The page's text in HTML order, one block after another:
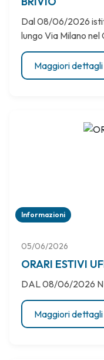
Dal 08/06/2026
lungo Via Milano
Maggiori dettagli
Informazioni
05/06/2026
ORARI ESTIVI
DAL 08/06/2026
Maggiori dettagli